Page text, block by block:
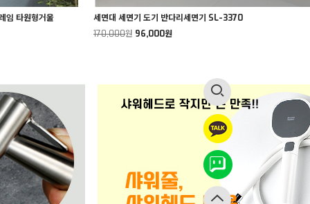
임 타원형거울
세면대 세면기 도기 반다리세면기 SL-3370
170,000원 96,000원